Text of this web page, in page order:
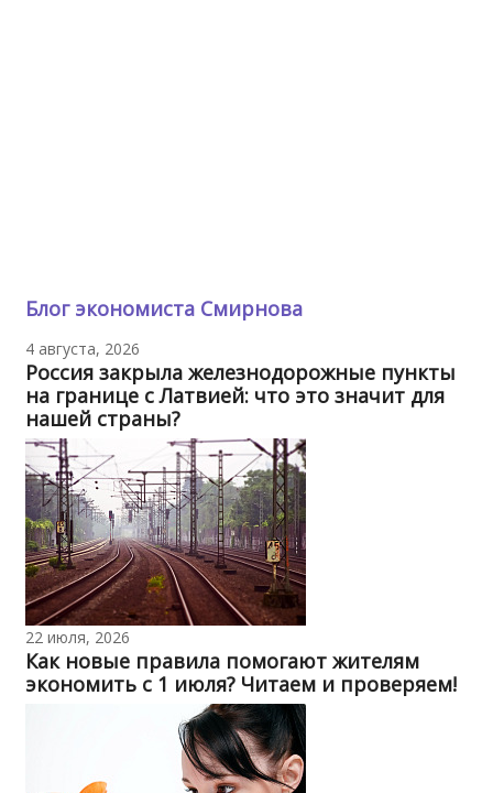
Блог экономиста Смирнова
4 августа, 2026
Россия закрыла железнодорожные пункты
на границе с Латвией: что это значит для
нашей страны?
22 июля, 2026
Как новые правила помогают жителям
экономить с 1 июля? Читаем и проверяем!